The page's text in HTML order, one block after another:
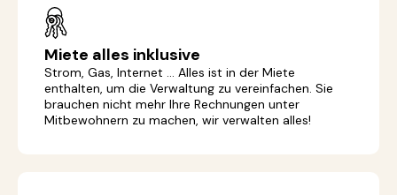
Miete alles inklusive
Strom, Gas, Internet ... Alles ist in der Miete
enthalten, um die Verwaltung zu vereinfachen. Sie
brauchen nicht mehr Ihre Rechnungen unter
Mitbewohnern zu machen, wir verwalten alles!